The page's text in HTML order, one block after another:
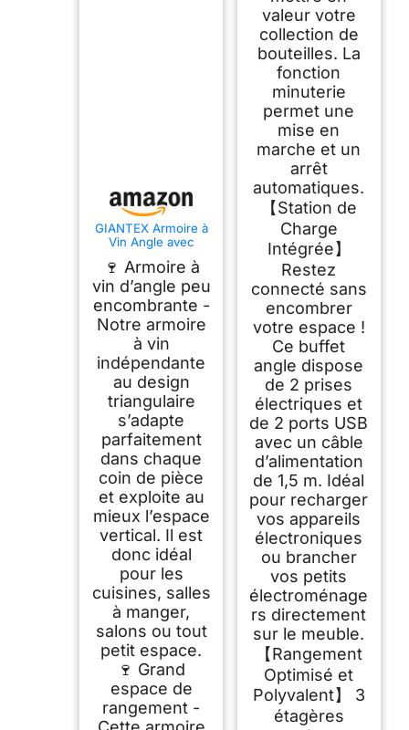
GIANTEX Armoire à
Vin Angle avec
Armoire de Bar avec
Portes en Treillis
Métallique, Buffet
Cuisine Angle, Kit
Anti-Basculement,
Industriel, 47,5 x
47,5 x 130 CM
🍷 Armoire à
vin d’angle peu
encombrante -
Notre armoire
à vin
indépendante
au design
triangulaire
s’adapte
parfaitement
dans chaque
coin de pièce
et exploite au
mieux l’espace
vertical. Il est
donc idéal
pour les
cuisines, salles
à manger,
salons ou tout
petit espace.
🍷 Grand
espace de
rangement -
valeur votre
collection de
bouteilles. La
fonction
minuterie
permet une
mise en
marche et un
arrêt
automatiques.
【Station de
Charge
Intégrée】
Restez
connecté sans
encombrer
votre espace !
Ce buffet
angle dispose
de 2 prises
électriques et
de 2 ports USB
avec un câble
d’alimentation
de 1,5 m. Idéal
pour recharger
vos appareils
électroniques
ou brancher
vos petits
électroménage
rs directement
sur le meuble.
【Rangement
Optimisé et
Polyvalent】 3
étagères